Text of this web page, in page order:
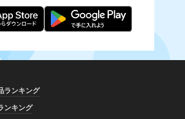
ランキング
ンキング